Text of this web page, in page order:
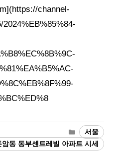
channel-
Categories
서울
동 동부센트레빌 아파트 시세